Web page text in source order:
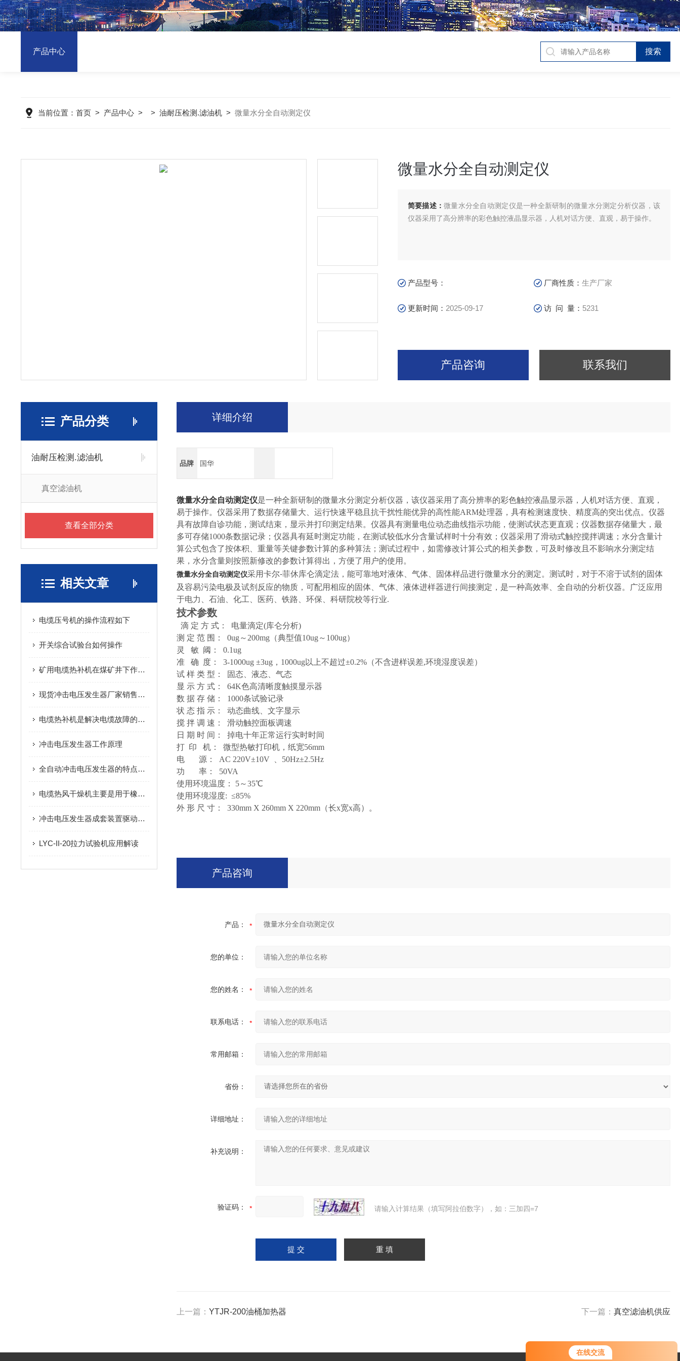
在线交流
产品中心
当前位置： 首页> 产品中心> > 油耐压检测.滤油机> 微量水分全自动测定仪
微量水分全自动测定仪
简要描述：微量水分全自动测定仪是一种全新研制的微量水分测定分析仪器，该
仪器采用了高分辨率的彩色触控液晶显示器，人机对话方便、直观，易于操作。
产品型号： 厂商性质：生产厂家
更新时间： 2025-09-17 访 问 量： 5231
产品咨询 联系我们
产品分类
油耐压检测.滤油机
真空滤油机
查看全部分类
相关文章
电缆压号机的操作流程如下
开关综合试验台如何操作
矿用电缆热补机在煤矿井下作业中的安全操作规范详解
现货冲击电压发生器厂家销售价格更划算
电缆热补机是解决电缆故障的工具
冲击电压发生器工作原理
全自动冲击电压发生器的特点有哪些方面？
电缆热风干燥机主要是用于橡套电缆的干燥工作中
冲击电压发生器成套装置驱动自动转换
LYC-II-20拉力试验机应用解读
详细介绍
品牌 国华
微量水分全自动测定仪是一种全新研制的微量水分测定分析仪器，该仪器采用了高分辨率的彩色触控液晶显示器，人机对话方便、直观，
易于操作。仪器采用了数据存储量大、运行快速平稳且抗干扰性能优异的高性能ARM处理器，具有检测速度快、精度高的突出优点。仪器
具有故障自诊功能，测试结束，显示并打印测定结果。仪器具有测量电位动态曲线指示功能，使测试状态更直观；仪器数据存储量大，最
多可存储1000条数据记录；仪器具有延时测定功能，在测试较低水分含量试样时十分有效；仪器采用了滑动式触控搅拌调速；水分含量计
算公式包含了按体积、重量等关键参数计算的多种算法；测试过程中，如需修改计算公式的相关参数，可及时修改且不影响水分测定结
果，水分含量则按照新修改的参数计算得出，方便了用户的使用。
微量水分全自动测定仪采用卡尔-菲休库仑滴定法，能可靠地对液体、气体、固体样品进行微量水分的测定。测试时，对于不溶于试剂的固体
及容易污染电极及试剂反应的物质，可配用相应的固体、气体、液体进样器进行间接测定 ，是一种高效率、全自动的分析仪器。广泛应用
于电力、石油、化工、医药、铁路、环保、科研院校等行业.
技术参数
滴 定 方 式： 电量滴定(库仑分析)
测 定 范 围： 0ug～200mg（典型值10ug～100ug）
灵 敏 阈： 0.1ug
准 确 度： 3-1000ug ±3ug，1000ug以上不超过±0.2%（不含进样误差,环境湿度误差）
试 样 类 型： 固态、液态、气态
显 示 方 式： 64K色高清晰度触摸显示器
数 据 存 储： 1000条试验记录
状 态 指 示： 动态曲线、文字显示
搅 拌 调 速： 滑动触控面板调速
日 期 时 间： 掉电十年正常运行实时时间
打 印 机： 微型热敏打印机，纸宽56mm
电 源： AC 220V±10V 、50Hz±2.5Hz
功 率： 50VA
使用环境温度： 5～35℃
使用环境湿度: ≤85%
外 形 尺 寸： 330mm X 260mm X 220mm（长x宽x高）。
产品咨询
产品：
您的单位：
您的姓名：
联系电话：
常用邮箱：
省份：
详细地址：
补充说明：
验证码： 请输入计算结果（填写阿拉伯数字），如：三加四=7
上一篇：YTJR-200油桶加热器 下一篇： 真空滤油机供应